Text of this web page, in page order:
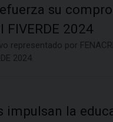
su
2024
representado por
2024.
impulsan la